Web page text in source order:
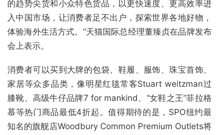
的趋势尖货和小众特色货品，以更快速度、更高效率进
入中国市场，让消费者足不出户，探索世界各地好物，
体验海外生活方式。”天猫国际总经理董臻贞在品牌发布
会上表示。
消费者可以买到大牌的包袋、鞋履、服饰、珠宝首饰、
家居等众多品类，像明星红毯常客Stuart weitzman过
膝靴、高级牛仔品牌7 for mankind、“女鞋之王”菲拉格
慕等热门商品最低4折起。值得期待的是，SPO纽约最
知名的旗舰店Woodbury Common Premium Outlets将